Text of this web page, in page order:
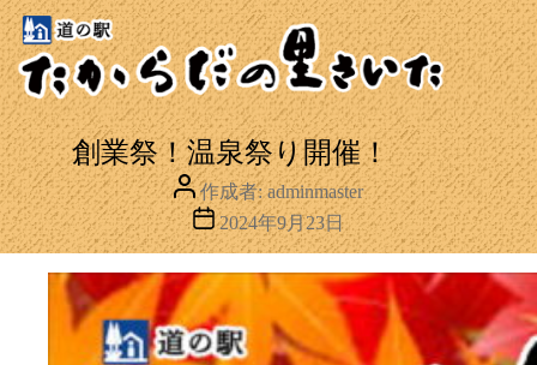
創業祭！温泉祭り開催！
投
稿
者
作成者: adminmaster
投
稿
日
2024年9月23日